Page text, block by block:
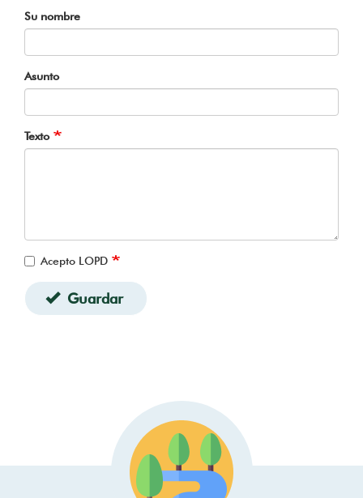
Su nombre
Asunto
Texto
Acepto LOPD
Guardar